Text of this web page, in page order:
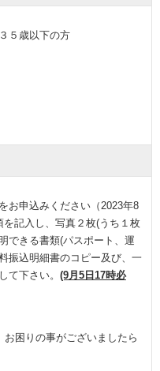
５歳以下の方
お申込みください（2023年8
記入し、写真２枚(うち１枚
できる書類(パスポート、運
振込明細書のコピー及び、一
て下さい。 (9月5日17時必
困りの事がございましたら